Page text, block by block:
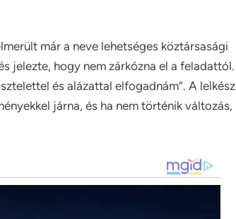
már a neve lehetséges köztársasági
jelezte, hogy nem zárkózna el a feladattól.
és alázattal elfogadnám”. A lelkész
járna, és ha nem történik változás,